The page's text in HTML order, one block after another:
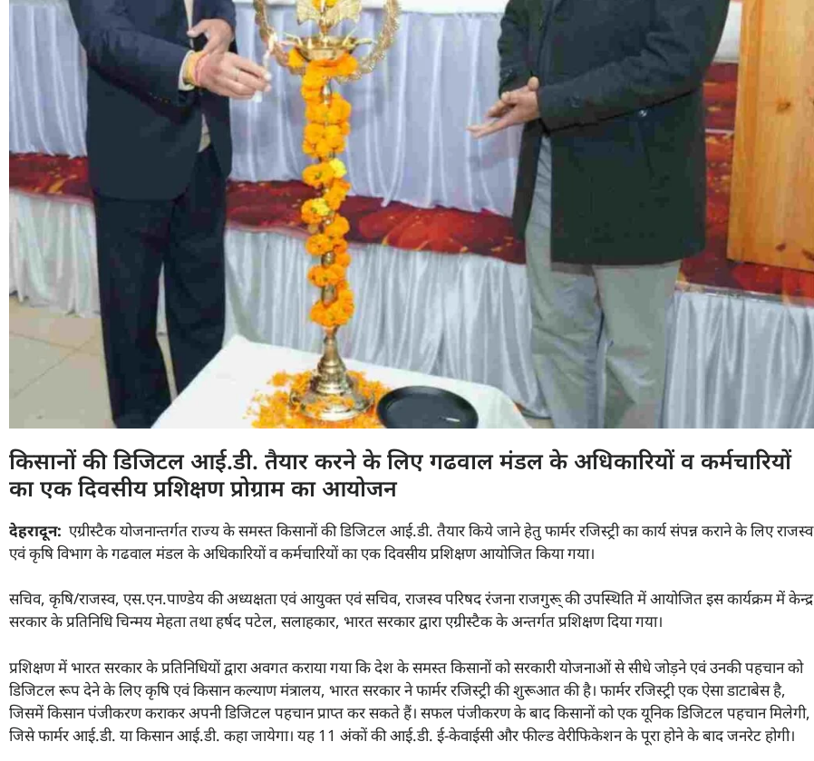
किसानों की डिजिटल आई.डी. तैयार करने के लिए गढवाल मंडल के अधिकारियों व कर्मचारियों
का एक दिवसीय प्रशिक्षण प्रोग्राम का आयोजन
देहरादून: एग्रीस्टैक योजनान्तर्गत राज्य के समस्त किसानों की डिजिटल आई.डी. तैयार किये जाने हेतु फार्मर रजिस्ट्री का कार्य संपन्न कराने के लिए राजस्व
एवं कृषि विभाग के गढवाल मंडल के अधिकारियों व कर्मचारियों का एक दिवसीय प्रशिक्षण आयोजित किया गया।
सचिव, कृषि/राजस्व, एस.एन.पाण्डेय की अध्यक्षता एवं आयुक्त एवं सचिव, राजस्व परिषद रंजना राजगुरू् की उपस्थिति में आयोजित इस कार्यक्रम में केन्द्र
सरकार के प्रतिनिधि चिन्मय मेहता तथा हर्षद पटेल, सलाहकार, भारत सरकार द्वारा एग्रीस्टैक के अन्तर्गत प्रशिक्षण दिया गया।
प्रशिक्षण में भारत सरकार के प्रतिनिधियों द्वारा अवगत कराया गया कि देश के समस्त किसानों को सरकारी योजनाओं से सीधे जोड़ने एवं उनकी पहचान को
डिजिटल रूप देने के लिए कृषि एवं किसान कल्याण मंत्रालय, भारत सरकार ने फार्मर रजिस्ट्री की शुरूआत की है। फार्मर रजिस्ट्री एक ऐसा डाटाबेस है,
जिसमें किसान पंजीकरण कराकर अपनी डिजिटल पहचान प्राप्त कर सकते हैं। सफल पंजीकरण के बाद किसानों को एक यूनिक डिजिटल पहचान मिलेगी,
जिसे फार्मर आई.डी. या किसान आई.डी. कहा जायेगा। यह 11 अंकों की आई.डी. ई-केवाईसी और फील्ड वेरीफिकेशन के पूरा होने के बाद जनरेट होगी।